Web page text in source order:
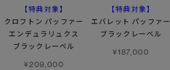
【特典対象】
クロフトン パッファー
エンデュラリュクス
ブラックレーベル
¥209,000
【特典対象】
エバレット パッファー
ブラックレーベル
¥187,000